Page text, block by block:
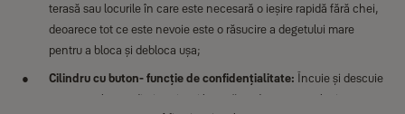
terasă sau locurile în care este necesară o ieșire rapidă fără chei,
deoarece tot ce este nevoie este o răsucire a degetului mare
pentru a bloca și debloca ușa;
Cilindru cu buton- funcție de confidențialitate: Încuie și descuie
ușa cu un buton din interior și bucură-te de momentul privat,